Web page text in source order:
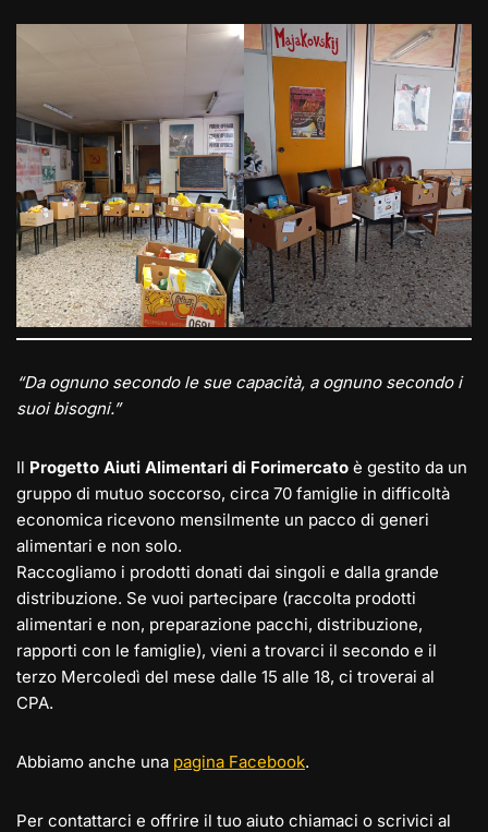
“Da ognuno secondo le sue capacità, a ognuno secondo i
suoi bisogni.”
Il Progetto Aiuti Alimentari di Forimercato è gestito da un
gruppo di mutuo soccorso, circa 70 famiglie in difficoltà
economica ricevono mensilmente un pacco di generi
alimentari e non solo.
Raccogliamo i prodotti donati dai singoli e dalla grande
distribuzione. Se vuoi partecipare (raccolta prodotti
alimentari e non, preparazione pacchi, distribuzione,
rapporti con le famiglie), vieni a trovarci il secondo e il
terzo Mercoledì del mese dalle 15 alle 18, ci troverai al
CPA.
Abbiamo anche una pagina Facebook.
Per contattarci e offrire il tuo aiuto chiamaci o scrivici al